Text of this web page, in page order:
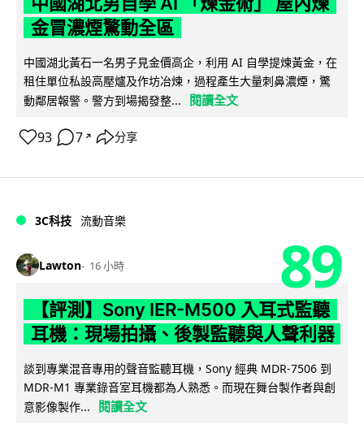
金冒濃煙驚動全區
中國湖北黃石一名男子見金價高企，利用 AI 自學提煉黃金，在
租住單位私設高壓爐及作坊冶煉，過程產生大量刺鼻濃煙，驚
動鄰居報警。警方到場揭發整...
閱讀全文
93 7 ↗ 分享
3C科技 流動音樂
Lawton 16 小時 89
【評測】Sony IER-M500 入耳式監聽
耳機：現場拍攝、後製監聽與人聲利器
談到專業混音專用的聲音監聽耳機，Sony 經典 MDR-7506 到
MDR-M1 專業錄音室耳機都為人熟悉。而現在舞台製作者與創
意影像製作...
閱讀全文